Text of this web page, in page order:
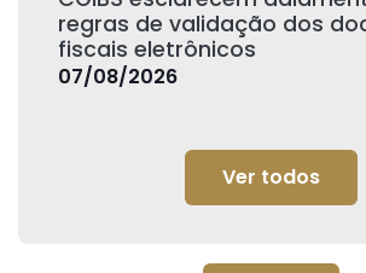
regras de validação dos
fiscais eletrônicos
07/08/2026
Ver todos